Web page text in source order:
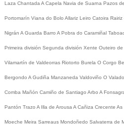
Laza Chantada A Capela Navia de Suarna Pazos
Portomarín Viana do Bolo Allariz Leiro Catoira Rairiz
Nigrán A Guarda Barro A Pobra do Caramiñal
Primeira división Segunda división Xente Outeiro de
Vilamartín de Valdeorras Riotorto Burela O Corgo
Bergondo A Gudiña Manzaneda Valdoviño O
Comba Mañón Camiño de Santiago Arbo A
Pantón Trazo A Illa de Arousa A Cañiza Crecente As
Moeche Meira Sarreaus Mondoñedo Salvaterra de